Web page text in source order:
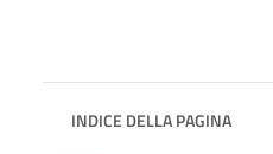
INDICE DELLA PAGINA